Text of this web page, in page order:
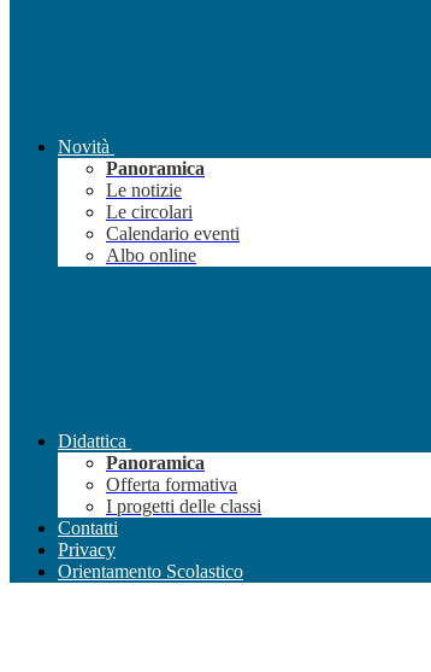
Novità
Panoramica
Le notizie
Le circolari
Calendario eventi
Albo online
Didattica
Panoramica
Offerta formativa
I progetti delle classi
Contatti
Privacy
Orientamento Scolastico